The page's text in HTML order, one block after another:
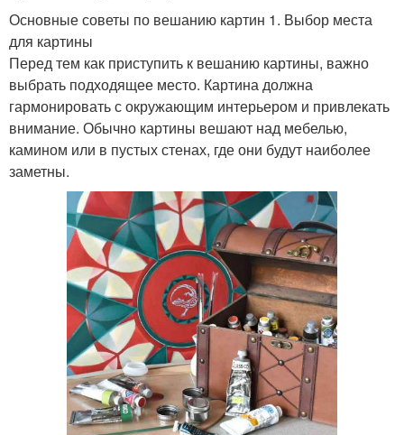
Основные советы по вешанию картин 1. Выбор места
для картины
Перед тем как приступить к вешанию картины, важно
выбрать подходящее место. Картина должна
гармонировать с окружающим интерьером и привлекать
внимание. Обычно картины вешают над мебелью,
камином или в пустых стенах, где они будут наиболее
заметны.